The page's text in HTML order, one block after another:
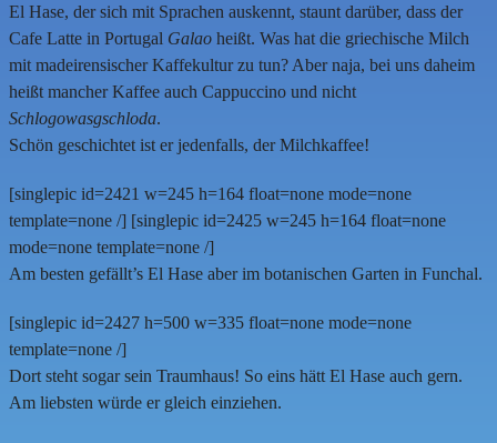
El Hase, der sich mit Sprachen auskennt, staunt darüber, dass der
Cafe Latte in Portugal Galao heißt. Was hat die griechische Milch
mit madeirensischer Kaffekultur zu tun? Aber naja, bei uns daheim
heißt mancher Kaffee auch Cappuccino und nicht
Schlogowasgschloda.
Schön geschichtet ist er jedenfalls, der Milchkaffee!
[singlepic id=2421 w=245 h=164 float=none mode=none
template=none /] [singlepic id=2425 w=245 h=164 float=none
mode=none template=none /]
Am besten gefällt’s El Hase aber im botanischen Garten in Funchal.
[singlepic id=2427 h=500 w=335 float=none mode=none
template=none /]
Dort steht sogar sein Traumhaus! So eins hätt El Hase auch gern.
Am liebsten würde er gleich einziehen.